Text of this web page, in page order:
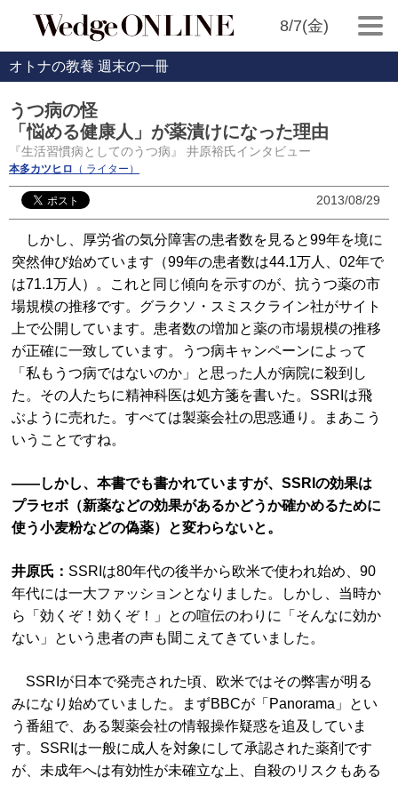
8/7(金)
オトナの教養 週末の一冊
うつ病の怪
「悩める健康人」が薬漬けになった理由
『生活習慣病としてのうつ病』 井原裕氏インタビュー
本多カツヒロ （ ライター）
2013/08/29
しかし、厚労省の気分障害の患者数を見ると99年を境に
突然伸び始めています（99年の患者数は44.1万人、02年で
は71.1万人）。これと同じ傾向を示すのが、抗うつ薬の市
場規模の推移です。グラクソ・スミスクライン社がサイト
上で公開しています。患者数の増加と薬の市場規模の推移
が正確に一致しています。うつ病キャンペーンによって
「私もうつ病ではないのか」と思った人が病院に殺到し
た。その人たちに精神科医は処方箋を書いた。SSRIは飛
ぶように売れた。すべては製薬会社の思惑通り。まあこう
いうことですね。
――しかし、本書でも書かれていますが、SSRIの効果は
プラセボ（新薬などの効果があるかどうか確かめるために
使う小麦粉などの偽薬）と変わらないと。
井原氏： SSRIは80年代の後半から欧米で使われ始め、90
年代には一大ファッションとなりました。しかし、当時か
ら「効くぞ！効くぞ！」との喧伝のわりに「そんなに効か
ない」という患者の声も聞こえてきていました。
SSRIが日本で発売された頃、欧米ではその弊害が明る
みになり始めていました。まずBBCが「Panorama」とい
う番組で、ある製薬会社の情報操作疑惑を追及していま
す。SSRIは一般に成人を対象にして承認された薬剤です
が、未成年へは有効性が未確立な上、自殺のリスクもある